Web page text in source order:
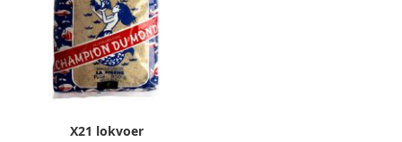
X21 lokvoer